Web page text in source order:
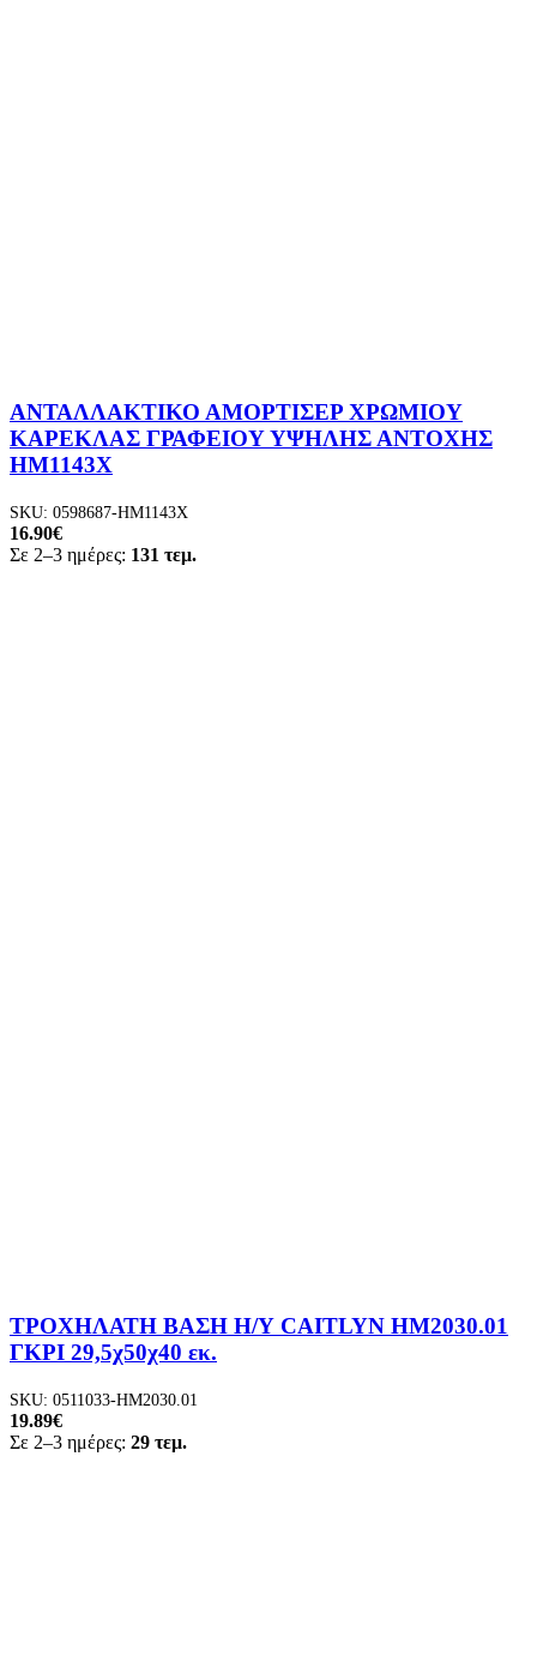
ΑΝΤΑΛΛΑΚΤΙΚΟ ΑΜΟΡΤΙΣΕΡ ΧΡΩΜΙΟΥ
ΚΑΡΕΚΛΑΣ ΓΡΑΦΕΙΟΥ ΥΨΗΛΗΣ ΑΝΤΟΧΗΣ
HM1143X
SKU: 0598687-HM1143X
16.90€
Σε 2–3 ημέρες: 131 τεμ.
ΤΡΟΧΗΛΑΤΗ ΒΑΣΗ Η/Υ CAITLYN HM2030.01
ΓΚΡΙ 29,5χ50χ40 εκ.
SKU: 0511033-HM2030.01
19.89€
Σε 2–3 ημέρες: 29 τεμ.